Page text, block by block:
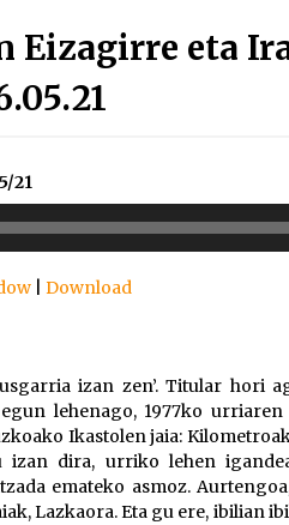
Eizagirre eta
21
Download
izan zen’. Titular hori
lehenago, 1977ko
Ikastolen jaia:
izan dira, urriko lehen
emateko asmoz.
Lazkaora. Eta gu ere, ibilian